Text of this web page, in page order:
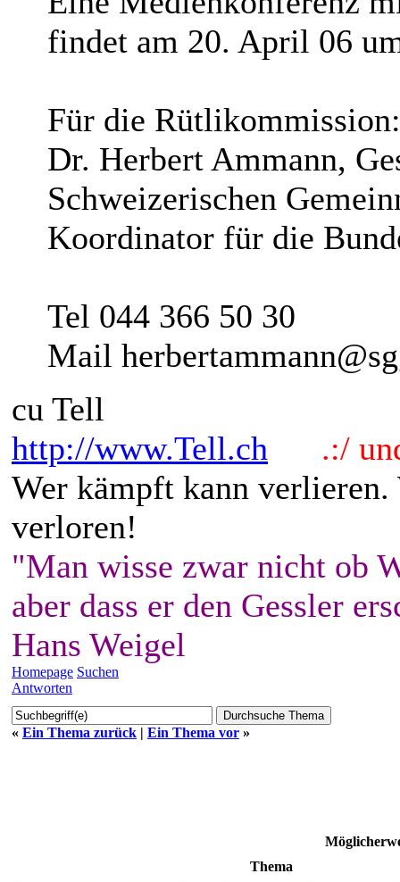
findet am 20. April 06
Für die Rütlikommission:
Dr. Herbert Ammann,
Schweizerischen
Koordinator für die
Tel 044 366 50 30
Mail
cu Tell
http://www.Tell.ch
.:/
Wer kämpft kann
verloren!
"Man wisse zwar nicht ob
aber dass er den Gessler
Hans Weigel
Homepage Suchen
Antworten
« Ein Thema zurück | Ein Thema vor »
Thema